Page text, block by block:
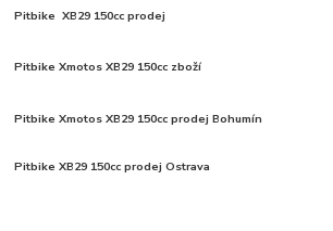
Pitbike XB29 150cc prodej
Pitbike Xmotos XB29 150cc zboží
Pitbike Xmotos XB29 150cc prodej Bohumín
Pitbike XB29 150cc prodej Ostrava